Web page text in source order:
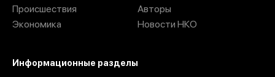
Происшествия
Экономика
Авторы
Новости НКО
Информационные разделы